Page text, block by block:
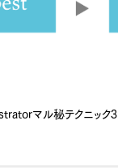
マル秘テクニック3